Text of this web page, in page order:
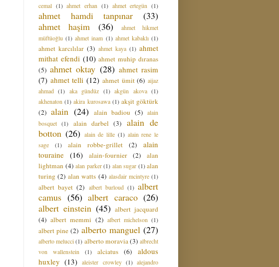
cemal (1) ahmet erhan (1) ahmet ertegün (1)
ahmet hamdi tanpınar
(33)
ahmet haşim
(36)
ahmet hikmet
müftüoğlu (1) ahmet inam (1) ahmet kabaklı (1)
ahmet karcılılar (3) ahmet kaya (1) ahmet
mithat efendi (10) ahmet muhip dıranas
(5) ahmet oktay (28) ahmet rasim
(7) ahmet telli (12) ahmet ümit (6) aijaz
ahmad (1) aka gündüz (1) akgün akova (1)
akhenaton (1) akira kurosawa (1) akşit göktürk
(2) alain (24) alain badiou (5) alain
bosquet (1) alain darbel (3)
alain de
botton (26) alain de lille (1) alain rene le
sage
(1) alain robbe-grillet (2)
alain
touraine (16) alain-fournier (2)
alan
lightman (4) alan parker (1) alan sugar (1) alan
turing (2) alan watts (4) alasdair mcintyre (1)
albert bayet (2) albert burloud (1) albert
camus (56) albert caraco (26)
albert einstein (45) albert jacquard
(4) albert memmi (2) albert michelson (1)
albert pine (2) alberto manguel (27)
alberto melucci (1) alberto moravia (3) albrecht
von wallenstein
(1) alciatus (6)
aldous
huxley (13) aleister crowley (1) alejandro